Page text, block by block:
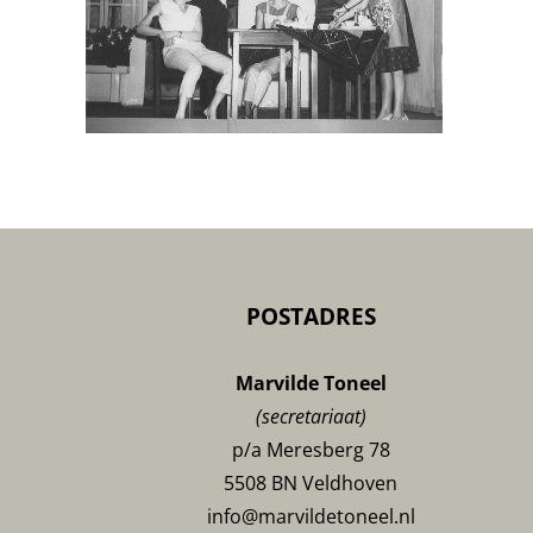
POSTADRES
Marvilde Toneel
(secretariaat)
p/a Meresberg 78
5508 BN Veldhoven
info@marvildetoneel.nl